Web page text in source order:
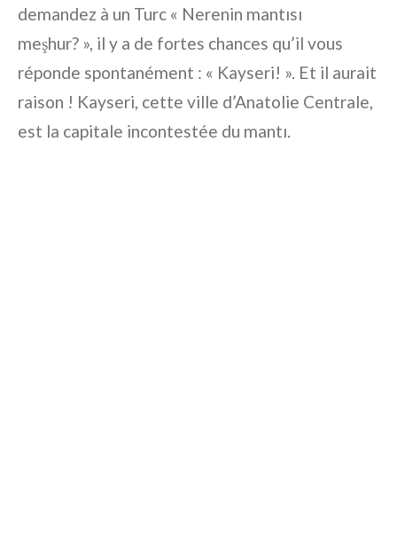
demandez à un Turc « Nerenin mantısı
meşhur? », il y a de fortes chances qu’il vous
réponde spontanément : « Kayseri! ». Et il aurait
raison ! Kayseri, cette ville d’Anatolie Centrale,
est la capitale incontestée du mantı.